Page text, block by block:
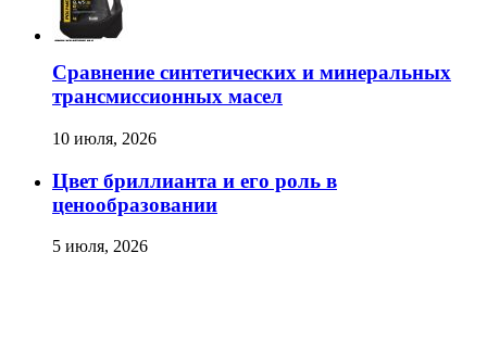
Сравнение синтетических и минеральных
трансмиссионных масел
10 июля, 2026
Цвет бриллианта и его роль в
ценообразовании
5 июля, 2026